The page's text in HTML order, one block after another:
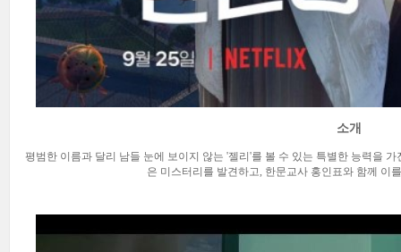
소개
평범한 이름과 달리 남들 눈에 보이지 않는 '젤리'를 볼 수 있는 특별한 능력을
은 미스터리를 발견하고, 한문교사 홍인표와 함께 이